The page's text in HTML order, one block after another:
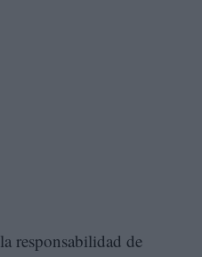
responsabilidad de